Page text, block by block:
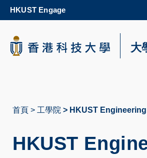
content
科
HKUST Engage
大
航
首頁 工學院 HKUST
HKUST